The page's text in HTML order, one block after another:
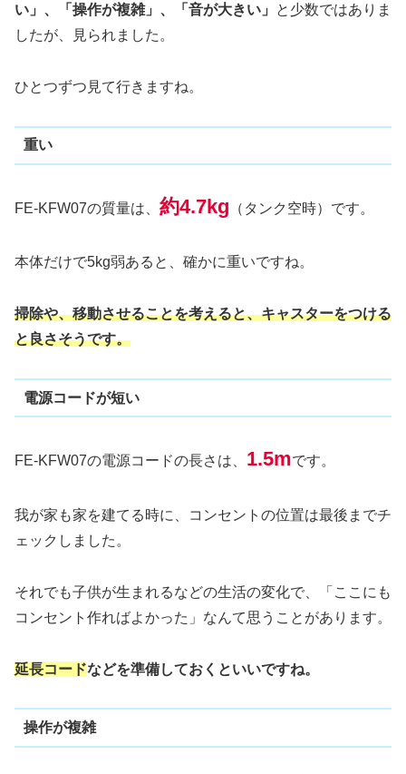
い」、「操作が複雑」、「音が大きい」
と少数ではありま
したが、見られました。
ひとつずつ見て行きますね。
重い
FE-KFW07の質量は、 約4.7kg （タンク空時）です。
本体だけで5kg弱あると、確かに重いですね。
掃除や、移動させることを考えると、キャスターをつける
と良さそうです。
電源コードが短い
FE-KFW07の電源コードの長さは、 1.5mです。
我が家も家を建てる時に、コンセントの位置は最後までチ
ェックしました。
それでも子供が生まれるなどの生活の変化で、「ここにも
コンセント作ればよかった」なんて思うことがあります。
延長コードなどを準備しておくといいですね。
操作が複雑